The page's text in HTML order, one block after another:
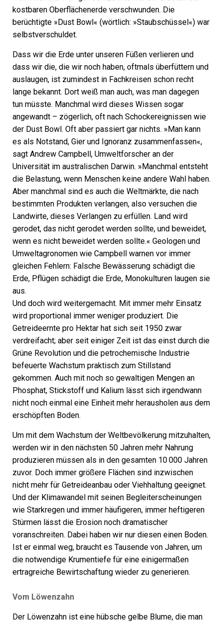
kostbaren Oberflächenerde verschwunden. Die
berüchtigte »Dust Bowl« (wörtlich: »Staubschüssel«) war
selbstverschuldet.
Dass wir die Erde unter unseren Füßen verlieren und
dass wir die, die wir noch haben, oftmals überfüttern und
auslaugen, ist zumindest in Fachkreisen schon recht
lange bekannt. Dort weiß man auch, was man dagegen
tun müsste. Manchmal wird dieses Wissen sogar
angewandt – zögerlich, oft nach Schockereignissen wie
der Dust Bowl. Oft aber passiert gar nichts. »Man kann
es als Notstand, Gier und Ignoranz zusammenfassen«,
sagt Andrew Campbell, Umweltforscher an der
Universität im australischen Darwin. »Manchmal entsteht
die Belastung, wenn Menschen keine andere Wahl haben.
Aber manchmal sind es auch die Weltmärkte, die nach
bestimmten Produkten verlangen, also versuchen die
Landwirte, dieses Verlangen zu erfüllen. Land wird
gerodet, das nicht gerodet werden sollte, und beweidet,
wenn es nicht beweidet werden sollte.« Geologen und
Umweltagronomen wie Campbell warnen vor immer
gleichen Fehlern: Falsche Bewässerung schädigt die
Erde, Pflügen schädigt die Erde, Monokulturen laugen sie
aus.
Und doch wird weitergemacht. Mit immer mehr Einsatz
wird proportional immer weniger produziert. Die
Getreideernte pro Hektar hat sich seit 1950 zwar
verdreifacht; aber seit einiger Zeit ist das einst durch die
Grüne Revolution und die petrochemische Indus­trie
befeuerte Wachstum praktisch zum Stillstand
gekommen. Auch mit noch so gewaltigen Mengen an
Phosphat, Stickstoff und Kalium lässt sich irgendwann
nicht noch einmal eine Einheit mehr herausholen aus dem
erschöpften Boden.
Um mit dem Wachstum der Weltbevölkerung mitzuhalten,
werden wir in den nächsten 50 Jahren mehr Nahrung
produzieren müssen als in den gesamten 10 000 Jahren
zuvor. Doch immer größere Flächen sind inzwischen
nicht mehr für Getreideanbau oder Viehhaltung geeignet.
Und der Klimawandel mit seinen Begleit­erscheinungen
wie Starkregen und immer häufigeren, immer heftigeren
Stürmen lässt die Erosion noch dramatischer
voranschreiten. Dabei haben wir nur diesen einen Boden.
Ist er einmal weg, braucht es Tausende von Jahren, um
die notwendige Krumentiefe für eine einigermaßen
ertragreiche Bewirtschaftung wieder zu generieren.
Vom Löwenzahn
Der Löwenzahn ist eine hübsche gelbe Blume, die man